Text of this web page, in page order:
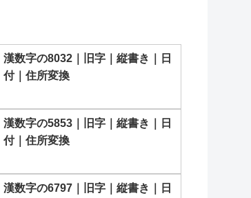
漢数字の8032｜旧字｜縦書き｜日
付｜住所変換
漢数字の5853｜旧字｜縦書き｜日
付｜住所変換
漢数字の6797｜旧字｜縦書き｜日